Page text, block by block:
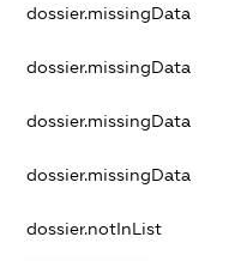
dossier.missingData
dossier.missingData
dossier.missingData
dossier.missingData
dossier.notInList